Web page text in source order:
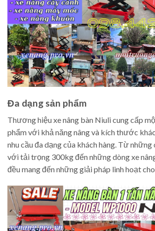
Đa dạng sản phẩm
Thương hiệu xe nâng bàn Niuli cung cấp
phẩm với khả năng nâng và kích thước
nhu cầu đa dạng của khách hàng. Từ những
với tải trọng 300kg đến những dòng xe
đều mang đến những giải pháp linh hoạt